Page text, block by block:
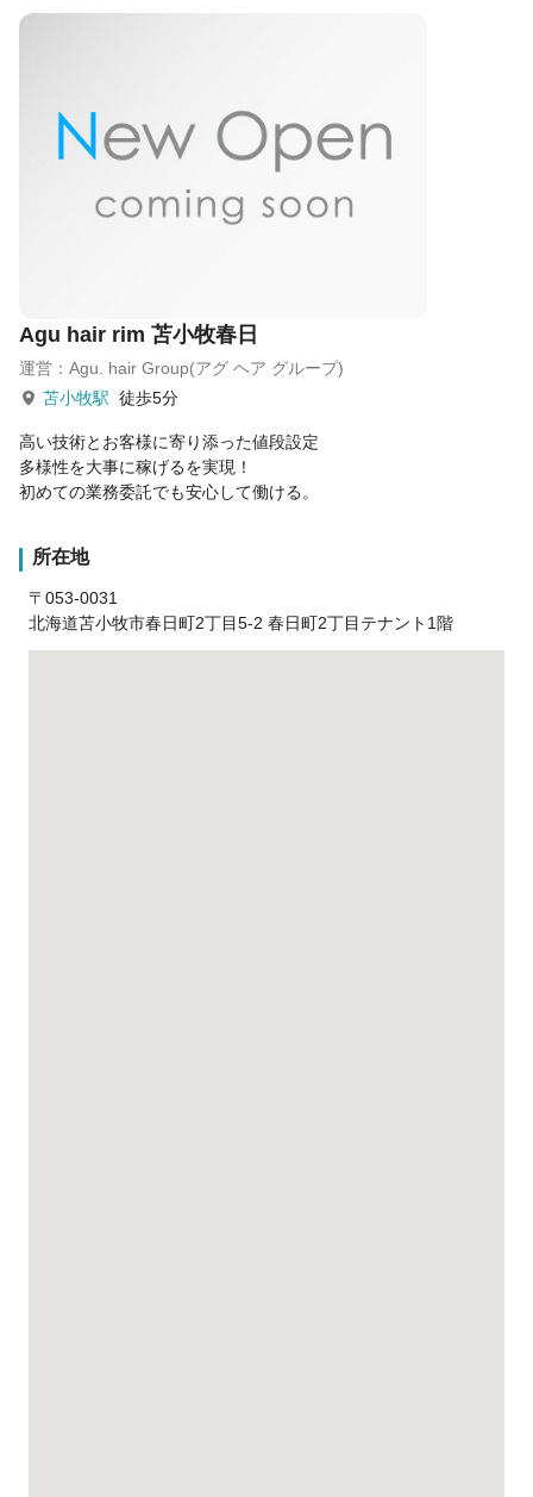
Agu hair rim 苫小牧春日
運営：Agu. hair Group(アグ ヘア グループ)
苫小牧駅 徒歩5分
高い技術とお客様に寄り添った値段設定
多様性を大事に稼げるを実現！
初めての業務委託でも安心して働ける。
所在地
〒053-0031
北海道苫小牧市春日町2丁目5-2 春日町2丁目テナント1階